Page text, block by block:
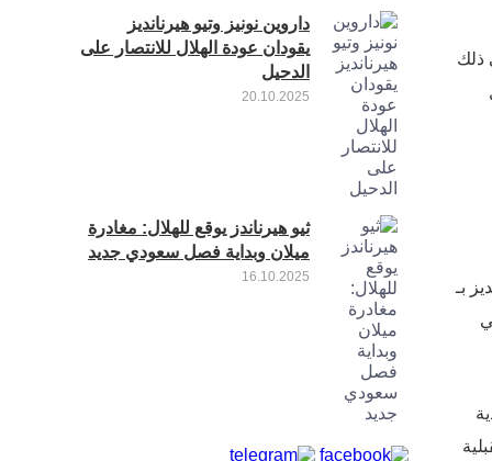
ذلك
بـ
في
داروين نونيز وتيو هيرنانديز
يقودان عودة الهلال للانتصار على
الدحيل
20.10.2025
ثيو هيرناندز يوقع للهلال: مغادرة
ميلان وبداية فصل سعودي جديد
16.10.2025